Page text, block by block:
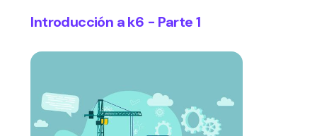
Introducción a k6 - Parte 1